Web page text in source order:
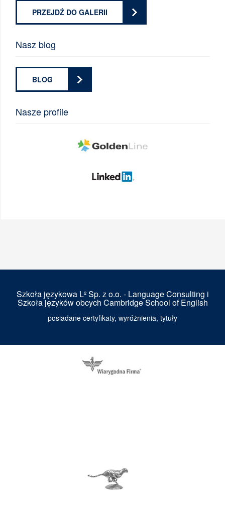
PRZEJDŹ DO GALERII
Nasz blog
BLOG
Nasze profile
Szkoła językowa L² Sp. z o.o. - Language Consulting i
Szkoła języków obcych Cambridge School of English
posiadane certyfikaty, wyróżnienia, tytuły